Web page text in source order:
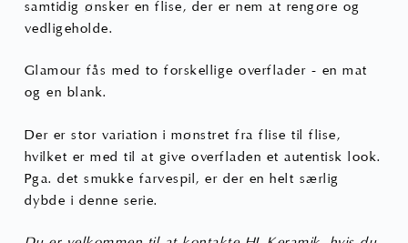
samtidig ønsker en flise, der er nem at rengøre og
vedligeholde.
Glamour fås med to forskellige overflader - en mat
og en blank.
Der er stor variation i mønstret fra flise til flise,
hvilket er med til at give overfladen et autentisk look.
Pga. det smukke farvespil, er der en helt særlig
dybde i denne serie.